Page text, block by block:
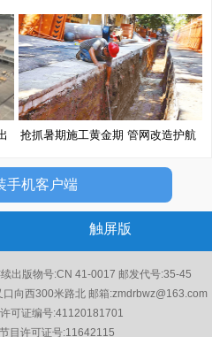
10
抢抓暑期施工黄金期 管网改造护航
手机客户端
触屏版
出版物号:CN 41-0017 邮发代号:35-45
向西300米路北 邮箱:zmdrbwz@163.com
可证编号:41120181701
目许可证号:11642115